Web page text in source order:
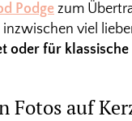
Podge zum
viel
oder für
Fotos auf